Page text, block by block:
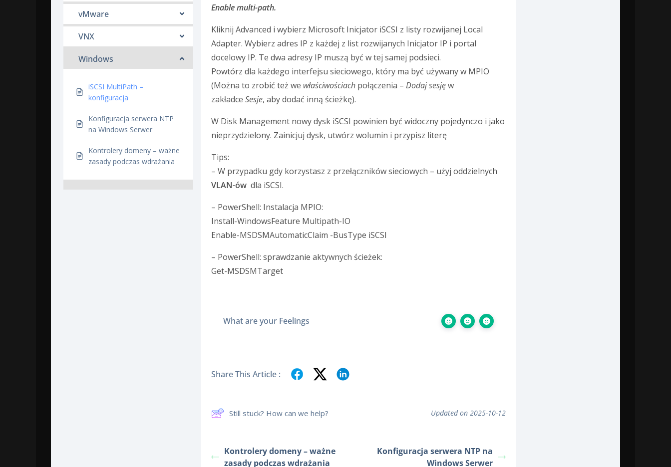
vMware
VNX
Windows
iSCSI MultiPath –
konfiguracja
Konfiguracja serwera NTP
na Windows Serwer
Kontrolery domeny – ważne
zasady podczas wdrażania
Enable multi-path.
Kliknij Advanced i wybierz Microsoft Inicjator iSCSI z listy rozwijanej Local
Adapter. Wybierz adres IP z każdej z list rozwijanych Inicjator IP i portal
docelowy IP. Te dwa adresy IP muszą być w tej samej podsieci.
Powtórz dla każdego interfejsu sieciowego, który ma być używany w MPIO
(Można to zrobić też we właściwościach połączenia –Dodaj sesjęw
zakładceSesje, aby dodać inną ścieżkę).
W Disk Management nowy dysk iSCSI powinien być widoczny pojedynczo i jako
nieprzydzielony. Zainicjuj dysk, utwórz wolumin i przypisz literę
Tips:
– W przypadku gdy korzystasz z przełączników sieciowych – użyj oddzielnych
VLAN-ów dla iSCSI.
– PowerShell: Instalacja MPIO:
Install-WindowsFeature Multipath-IO
Enable-MSDSMAutomaticClaim -BusType iSCSI
– PowerShell: sprawdzanie aktywnych ścieżek:
Get-MSDSMTarget
What are your Feelings
Share This Article :
Still stuck? How can we help? Updated on 2025-10-12
Kontrolery domeny – ważne
zasady podczas wdrażania
Konfiguracja serwera NTP na
Windows Serwer